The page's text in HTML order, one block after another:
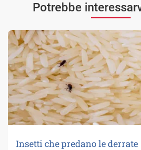
Potrebbe
Insetti che predano le derrate